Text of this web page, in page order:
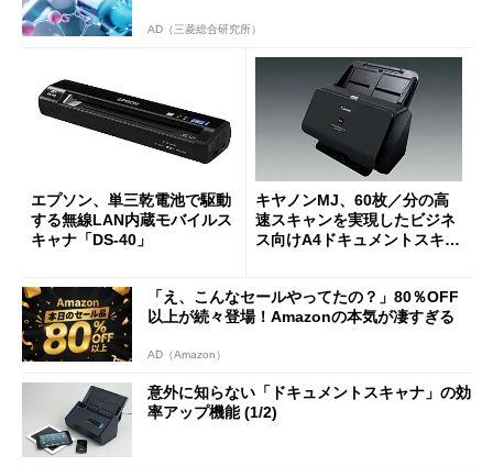
AD（三菱総合研究所）
エプソン、単三乾電池で駆動
する無線LAN内蔵モバイルス
キャナ「DS-40」
キヤノンMJ、60枚／分の高
速スキャンを実現したビジネ
ス向けA4ドキュメントスキャ
「え、こんなセールやってたの？」80％OFF
以上が続々登場！Amazonの本気が凄すぎる
AD（Amazon）
意外に知らない「ドキュメントスキャナ」の効
率アップ機能 (1/2)